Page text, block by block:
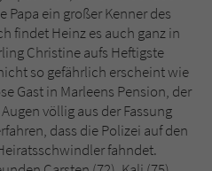
Papa ein großer Kenner des
findet Heinz es auch ganz in
Christine aufs Heftigste
so gefährlich erscheint wie
Gast in Marleens Pension, der
völlig aus der Fassung
dass die Polizei auf den
fahndet.
der Webseite mit dem
wird benötigt um z. B. den
des Kontaktformulars zu